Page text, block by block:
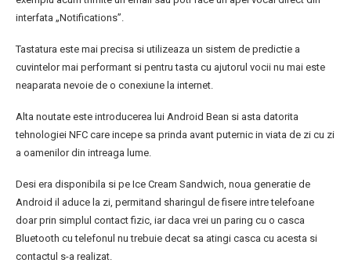
interfata „Notifications”.
Tastatura este mai precisa si utilizeaza un sistem de predictie a
cuvintelor mai performant si pentru tasta cu ajutorul vocii nu mai este
neaparata nevoie de o conexiune la internet.
Alta noutate este introducerea lui Android Bean si asta datorita
tehnologiei NFC care incepe sa prinda avant puternic in viata de zi cu zi
a oamenilor din intreaga lume.
Desi era disponibila si pe Ice Cream Sandwich, noua generatie de
Android il aduce la zi, permitand sharingul de fisere intre telefoane
doar prin simplul contact fizic, iar daca vrei un paring cu o casca
Bluetooth cu telefonul nu trebuie decat sa atingi casca cu acesta si
contactul s-a realizat.